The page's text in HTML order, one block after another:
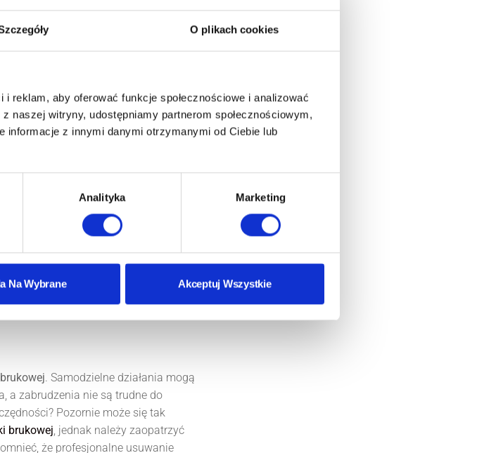
O plikach cookies
reklam, aby oferować funkcje społecznościowe i analizować
naszej witryny, udostępniamy partnerom społecznościowym,
informacje z innymi danymi otrzymanymi od Ciebie lub
Analityka Marketing
Na Wybrane Akceptuj Wszystkie
kostkę brukową przed
metrażu), trzeba doliczyć koszt
–
. Samodzielne działania mogą
a zabrudzenia nie są trudne do
Pozornie może się tak
brukowej, jednak należy zaopatrzyć
że profesjonalne usuwanie